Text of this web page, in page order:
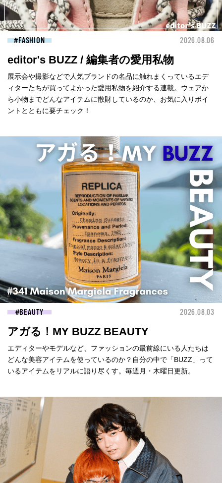
FASHION 2026.08.06
editor's BUZZ / 編集者の愛用私物
展示会や撮影などで人気ブランドの名品に触れまくっているエデ
ィターたちが買ってよかった愛用私物を紹介する連載。ウェアか
ら小物までどんなアイテムに散財しているのか、お気に入りポイ
ントとともに要チェック！
BEAUTY 2026.08.03
アガる！MY BUZZ BEAUTY
エディターやモデルなど、ファッションの最前線にいる人たちは
どんな美容アイテムを使っているのか？自分の中で「BUZZ」って
いるアイテムをリアルに語り尽くす。毎週月・木曜日更新。